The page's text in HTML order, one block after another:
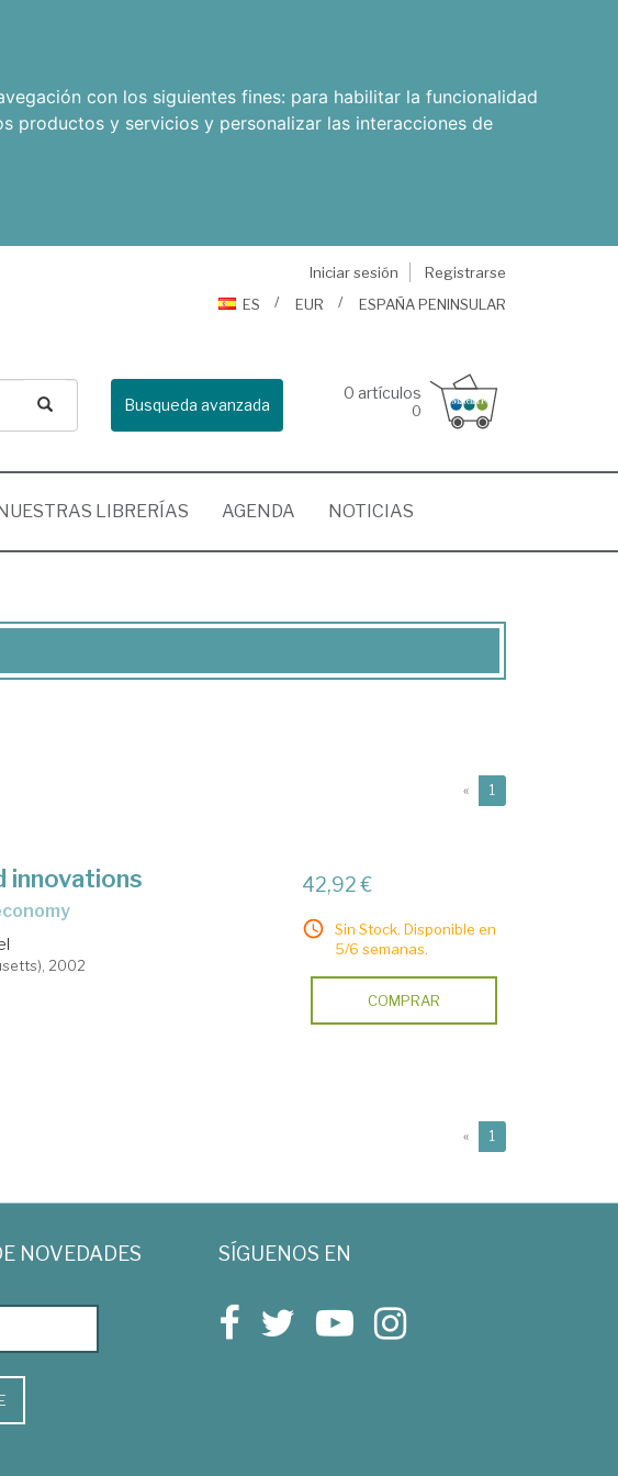
con los siguientes fines: para habilitar la funcionalidad
productos y servicios y personalizar las interacciones de
Iniciar sesión
Registrarse
ES
EUR ESPAÑA PENINSULAR
Busqueda avanzada
0 artículos
0
LIBRERÍAS AGENDA NOTICIAS
« 1
innovations
2002
42,92 €
Sin Stock. Disponible en
5/6 semanas.
COMPRAR
« 1
NOVEDADES SÍGUENOS EN